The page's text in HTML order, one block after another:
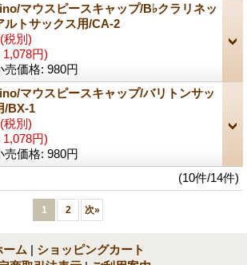
マウスピースキャップ/B♭クラリネッ
ルトサックス用/CA-2
(税別)
1,078円)
売価格: 980円
マウスピースキャップ/バリトンサッ
/BX-1
(税別)
1,078円)
売価格: 980円
(10件/14件)
1 2 次»
ーム | ショッピングカート